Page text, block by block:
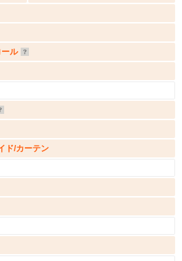
ル
ド/カーテン